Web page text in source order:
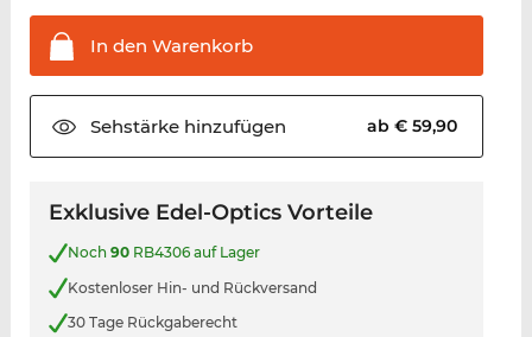
In den Warenkorb
Sehstärkehinzufügen ab € 59,90
Exklusive Edel-Optics Vorteile
Noch 90RB4306 auf Lager
Kostenloser Hin- und Rückversand
30 Tage Rückgaberecht